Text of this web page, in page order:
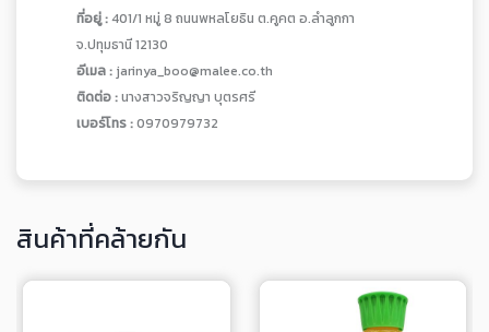
ที่อยู่ :401/1 หมู่ 8 ถนนพหลโยธิน ต.คูคต อ.ลำลูกกา
จ.ปทุมธานี 12130
อีเมล : jarinya_boo@malee.co.th
ติดต่อ :นางสาวจริญญา บุตรศรี
เบอร์โทร :0970979732
สินค้าที่คล้ายกัน